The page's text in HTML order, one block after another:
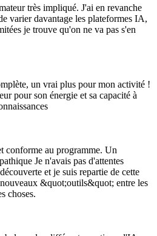
très impliqué. J'ai en revanche
varier davantage les plateformes IA,
je trouve qu'on ne va pas s'en
un vrai plus pour mon activité !
pour son énergie et sa capacité à
conforme au programme. Un
Je n'avais pas d'attentes
et je suis repartie de cette
&quot;outils&quot; entre les
choses.